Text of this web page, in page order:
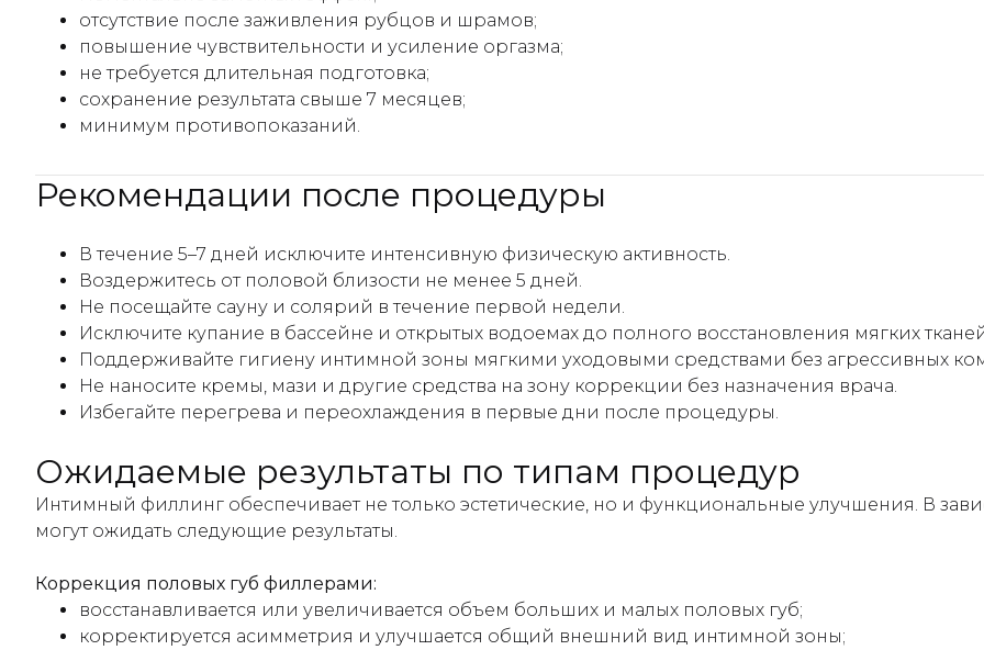
отсутствие после заживления рубцов и шрамов;
повышение чувствительности и усиление оргазма;
не требуется длительная подготовка;
сохранение результата свыше 7 месяцев;
минимум противопоказаний.
Рекомендации после процедуры
В течение 5–7 дней исключите интенсивную физическую активность.
Воздержитесь от половой близости не менее 5 дней.
Не посещайте сауну и солярий в течение первой недели.
Исключите купание в бассейне и открытых водоемах до полного восстановления мягких
Поддерживайте гигиену интимной зоны мягкими уходовыми средствами без агрессивных
Не наносите кремы, мази и другие средства на зону коррекции без назначения врача.
Избегайте перегрева и переохлаждения в первые дни после процедуры.
Ожидаемые результаты по типам процедур
Интимный филлинг обеспечивает не только эстетические, но и функциональные улучшения. В
могут ожидать следующие результаты.
Коррекция половых губ филлерами:
восстанавливается или увеличивается объем больших и малых половых губ;
корректируется асимметрия и улучшается общий внешний вид интимной зоны;